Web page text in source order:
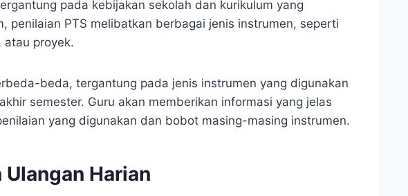
pada kebijakan sekolah dan kurikulum yang
penilaian PTS melibatkan berbagai jenis instrumen, seperti
atau proyek.
beda, tergantung pada jenis instrumen yang digunakan
semester. Guru akan memberikan informasi yang jelas
yang digunakan dan bobot masing-masing instrumen.
Ulangan Harian